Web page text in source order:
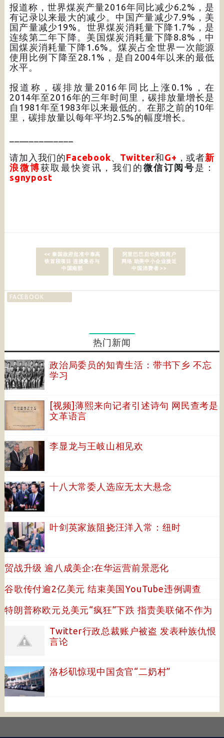
报道称，世界煤炭产量2016年同比减少6.2%，是
有记录以来最大的减少。中国产量减少7.9%，美
国产量减少19%。世界煤炭消耗量下降1.7%，是
连续第二年下降。美国煤炭消耗量下降8.8%，中
国煤炭消耗量下降1.6%。煤炭占全世界一次能源
使用比例下降至28.1%，是自2004年以来的最低
水平。
报道称，碳排放量2016年同比上涨0.1%，在
2014年至2016年的三年时间里，碳排放量增长是
自1981年至1983年以来最低的。在那之前的10年
里，碳排放量以每年平均2.5%的幅度增长。
请加入我们的Facebook、 Twitter和G+ ，或者新
浪微博获取最快资讯，我们的 微信订阅号 是：
sgnypost
<< 泰国政府批准中泰高
铁首段项目 连接曼谷与
中国南部
阿里巴巴启动美国商户
网络 助美中小企业接近
中国消费者 >>
FACEBOOK
热门新闻
政治局委员的知青生活：带书下乡 不忘
学习
[视频]薄熙来向记者引述诗句 网民查考是
文革语言
李显龙与王岐山相见欢
十八大常委人选应无太大悬念
叶剑英家族阻挠汪洋入常：纽时
贸战升级 逾八成美企:在华运营前景恶化
谷歌传付逾2亿美元 结束美国YouTube违例调查
特朗普称欧元兑美元“疯狂”下跌 指责美联储不作为
Twitter行政总裁账户被盗 发表种族仇恨
言论
洛杉矶惊现中国贪官“二奶村”